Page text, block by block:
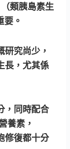
類胰島素生
。
究尚少，
長，尤其係
，同時配合
養素，
修復都十分